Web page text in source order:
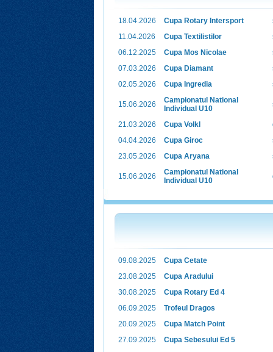
18.04.2026 Cupa Rotary Intersport
11.04.2026
Cupa Textilistilor
06.12.2025
Cupa Mos Nicolae
07.03.2026
Cupa Diamant
02.05.2026
Cupa Ingredia
15.06.2026
Campionatul National
Individual U10
21.03.2026 Cupa Volkl
04.04.2026
Cupa Giroc
23.05.2026
Cupa Aryana
15.06.2026
Campionatul National
Individual U10
09.08.2025
Cupa Cetate
23.08.2025
Cupa Aradului
30.08.2025
Cupa Rotary Ed 4
06.09.2025
Trofeul Dragos
20.09.2025
Cupa Match Point
27.09.2025
Cupa Sebesului Ed 5